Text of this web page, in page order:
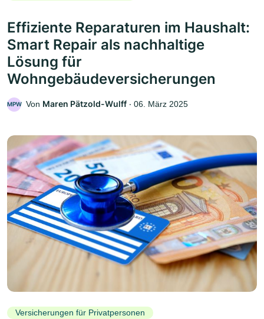
Effiziente Reparaturen im Haushalt:
Smart Repair als nachhaltige
Lösung für
Wohngebäudeversicherungen
MPW Von Maren Pätzold-Wulff ‧ 06. März 2025
Versicherungen für Privatpersonen